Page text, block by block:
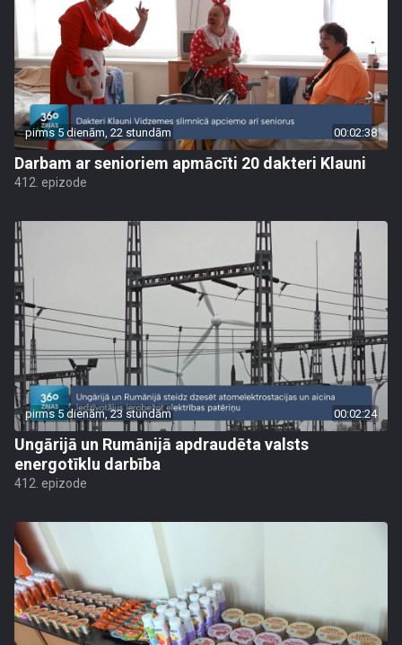
pirms 5 dienām, 22 stundām 00:02:38
Darbam ar senioriem apmācīti 20 dakteri Klauni
412. epizode
pirms 5 dienām, 23 stundām 00:02:24
Ungārijā un Rumānijā apdraudēta valsts
energotīklu darbība
412. epizode